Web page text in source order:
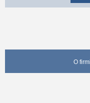
O